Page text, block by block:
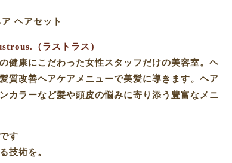
ヘアセット
（ラストラス）
健康にこだわった女性スタッフだけの美容室。ヘ
質改善ヘアケアメニューで美髪に導きます。ヘア
カラーなど髪や頭皮の悩みに寄り添う豊富なメニ
す
技術を。